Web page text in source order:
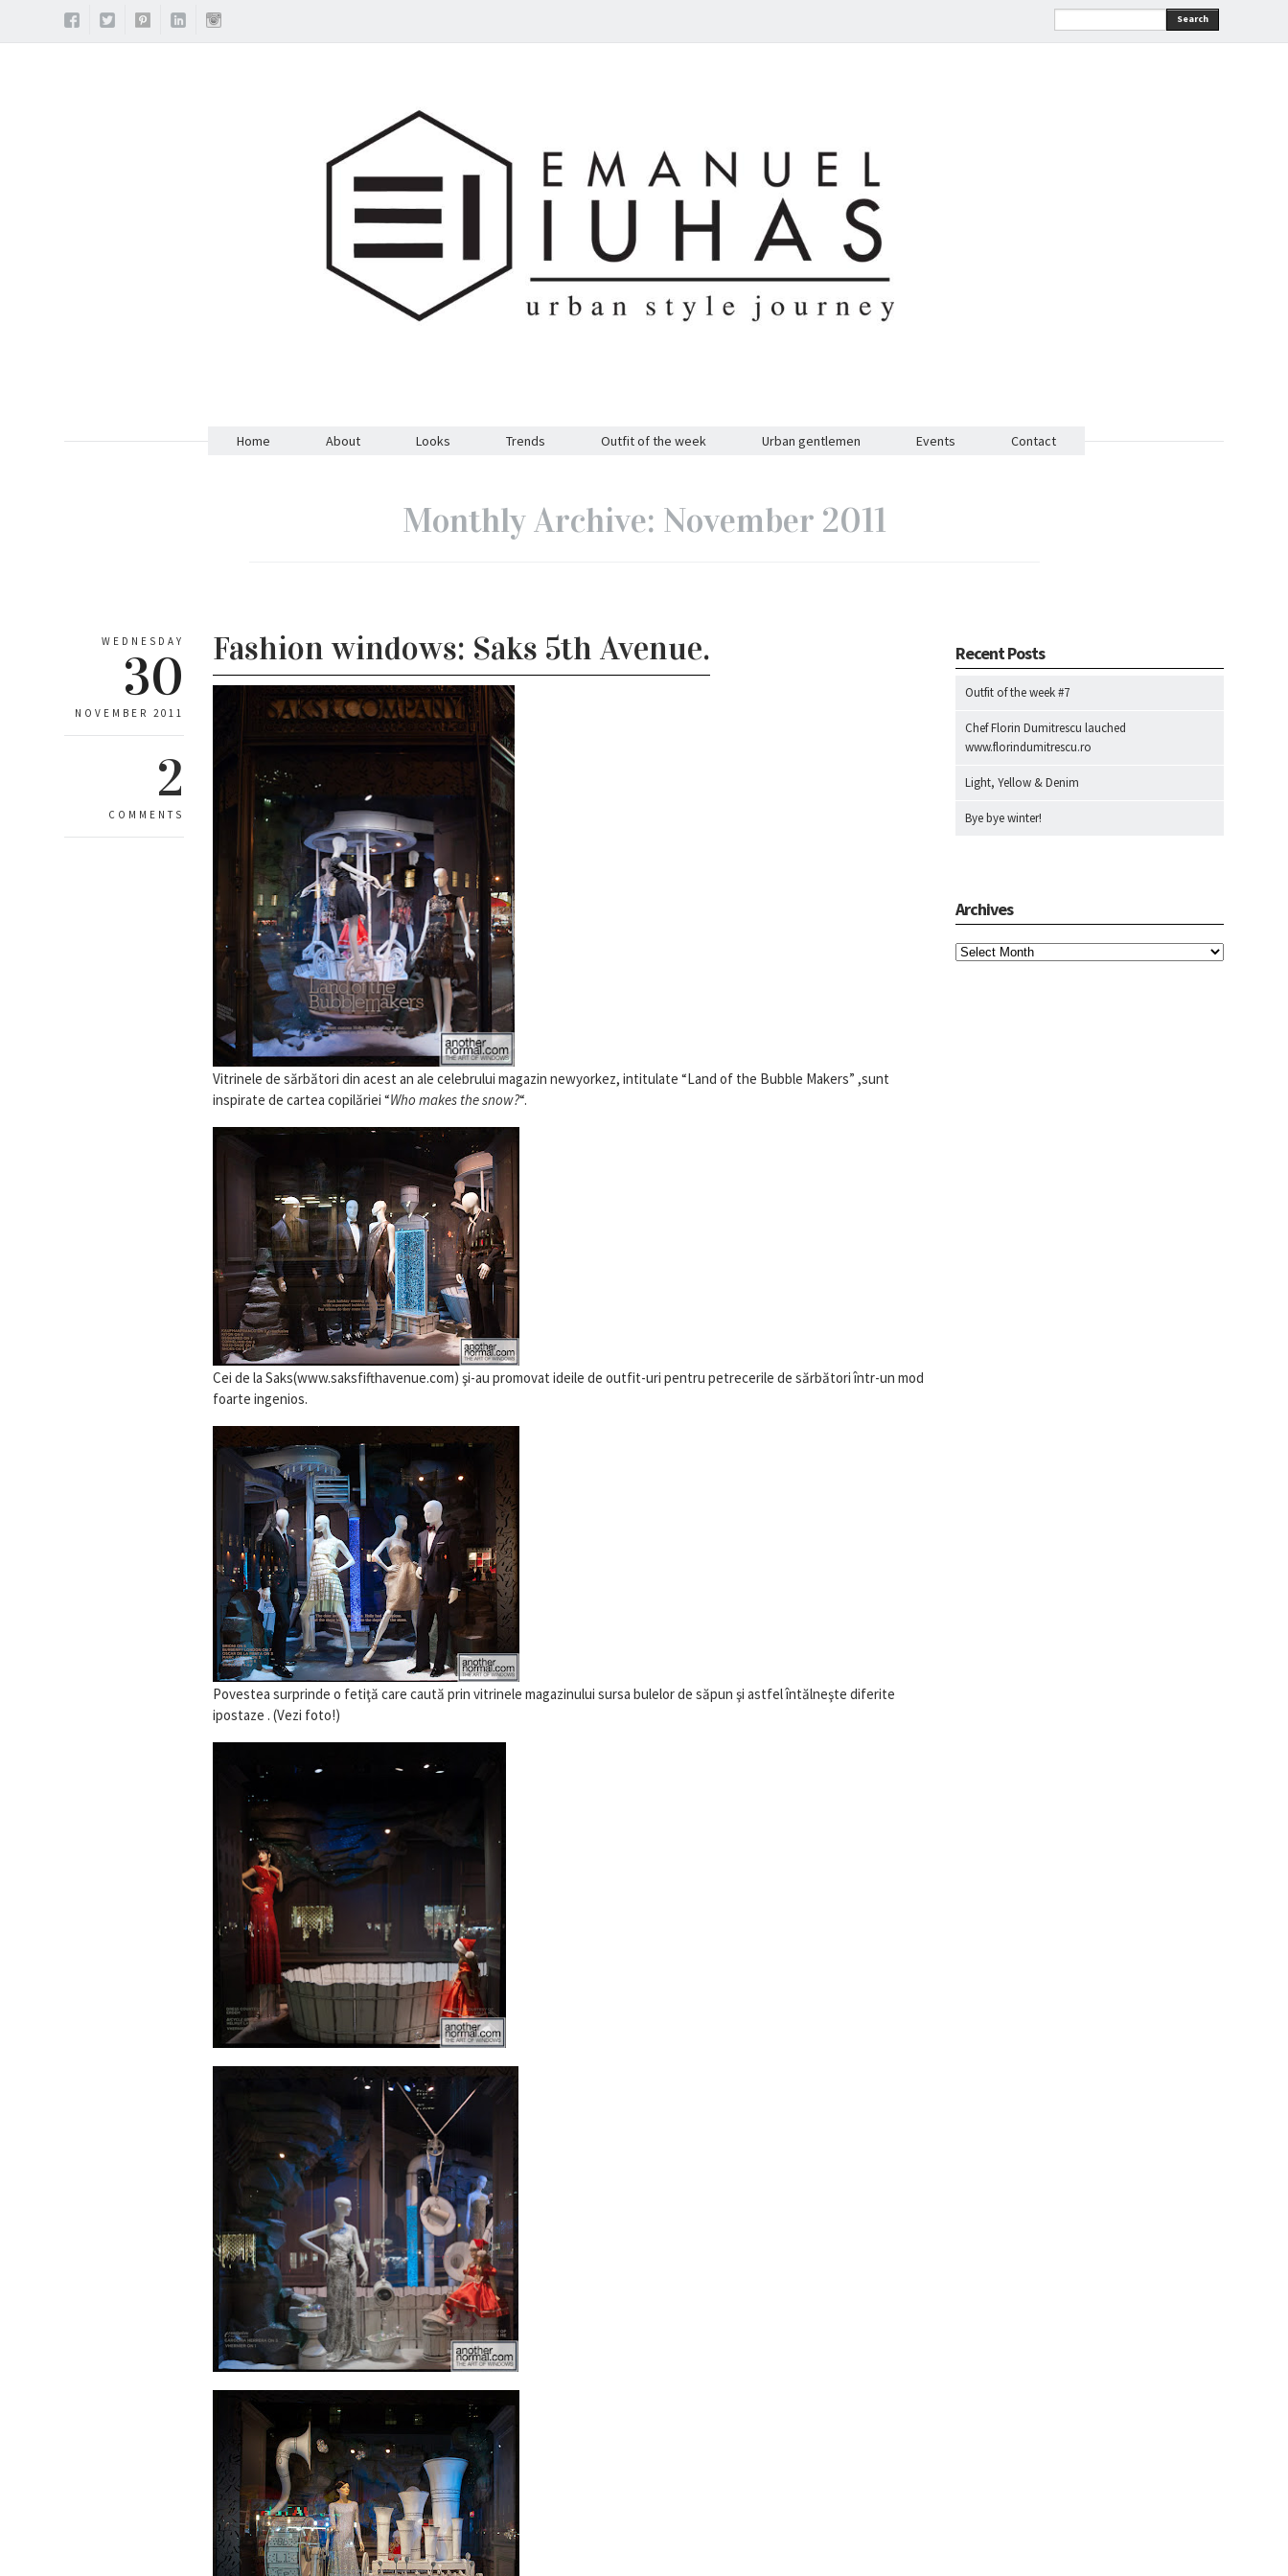
Search
Home About Looks Trends Outfit of the week Urban gentlemen Events Contact
Monthly Archive: November 2011
WEDNESDAY
30
NOVEMBER 2011
2
COMMENTS
Fashion windows: Saks 5th Avenue.
Vitrinele de sărbători din acest an ale celebrului magazin newyorkez, intitulate “Land of the Bubble Makers” ,sunt
inspirate de cartea copilăriei “Who makes the snow?“.
Cei de la Saks(www.saksfifthavenue.com) şi-au promovat ideile de outfit-uri pentru petrecerile de sărbători într-un mod
foarte ingenios.
Povestea surprinde o fetiţă care caută prin vitrinele magazinului sursa bulelor de săpun şi astfel întălneşte diferite
ipostaze . (Vezi foto!)
Recent Posts
Outfit of the week #7
Chef Florin Dumitrescu lauched
www.florindumitrescu.ro
Light, Yellow & Denim
Bye bye winter!
Archives